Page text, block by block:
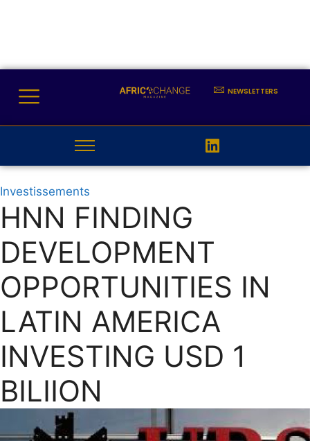
NEWSLETTERS
Investissements
HNN FINDING
DEVELOPMENT
OPPORTUNITIES IN
LATIN AMERICA
INVESTING USD 1
BILIION